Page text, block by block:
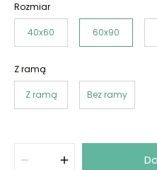
Rozmiar
40x60 60x90
Z ramą
Z ramą Bez ramy